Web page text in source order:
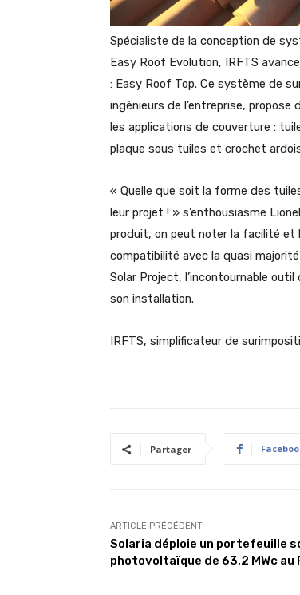
Spécialiste de la conception de
Easy Roof Evolution, IRFTS
: Easy Roof Top. Ce système de
ingénieurs de l’entreprise,
les applications de couverture :
plaque sous tuiles et crochet
« Quelle que soit la forme des
leur projet ! » s’enthousiasme
produit, on peut noter la facilité et
compatibilité avec la quasi
Solar Project, l’incontournable
son installation.
IRFTS, simplificateur de
Partager
ARTICLE PRÉCÉDENT
Solaria déploie un portefeuille
photovoltaïque de 63,2 MWc au